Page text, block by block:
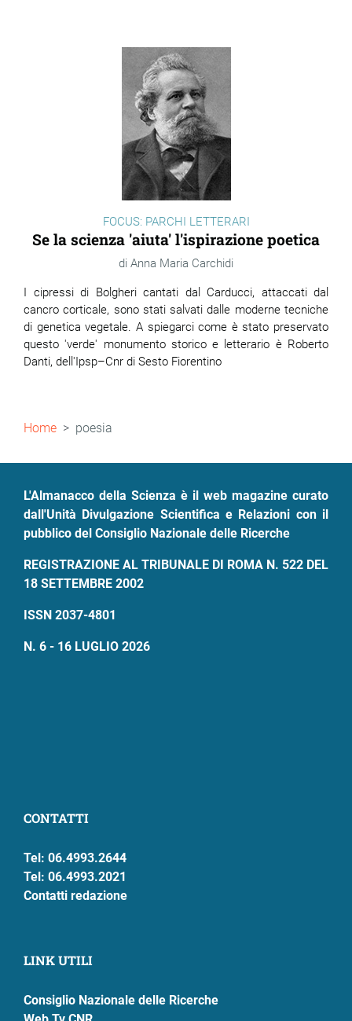
FOCUS: PARCHI LETTERARI
Se la scienza 'aiuta' l'ispirazione poetica
Anna Maria Carchidi
I cipressi di Bolgheri cantati dal Carducci, attaccati dal
cancro corticale, sono stati salvati dalle moderne tecniche
di genetica vegetale. A spiegarci come è stato preservato
questo 'verde' monumento storico e letterario è Roberto
Danti, dell'Ipsp–Cnr di Sesto Fiorentino
Briciole
Home poesia
L'Almanacco della Scienza è il web magazine curato
dall'Unità Divulgazione Scientifica e Relazioni con il
pubblico del Consiglio Nazionale delle Ricerche
REGISTRAZIONE AL TRIBUNALE DI ROMA N. 522 DEL
18 SETTEMBRE 2002
ISSN 2037-4801
N. 6 - 16 LUGLIO 2026
CONTATTI
Tel: 06.4993.2644
Tel: 06.4993.2021
Contatti redazione
LINK UTILI
Consiglio Nazionale delle Ricerche